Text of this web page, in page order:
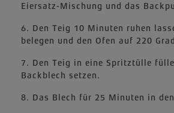
Eiersatz-Mischung und das
6. Den Teig 10 Minuten ruhen
belegen und den Ofen auf 220
7. Den Teig in eine Spritztülle
Backblech setzen.
8. Das Blech für 25 Minuten in